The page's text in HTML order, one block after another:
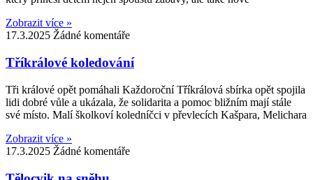
Zobrazit více »
17.3.2025 Žádné komentáře
Tříkrálové koledování
Tři králové opět pomáhali Každoroční Tříkrálová sbírka opět spojila
lidi dobré vůle a ukázala, že solidarita a pomoc bližním mají stále
své místo. Malí školkoví koledníčci v převlecích Kašpara, Melichara
Zobrazit více »
17.3.2025 Žádné komentáře